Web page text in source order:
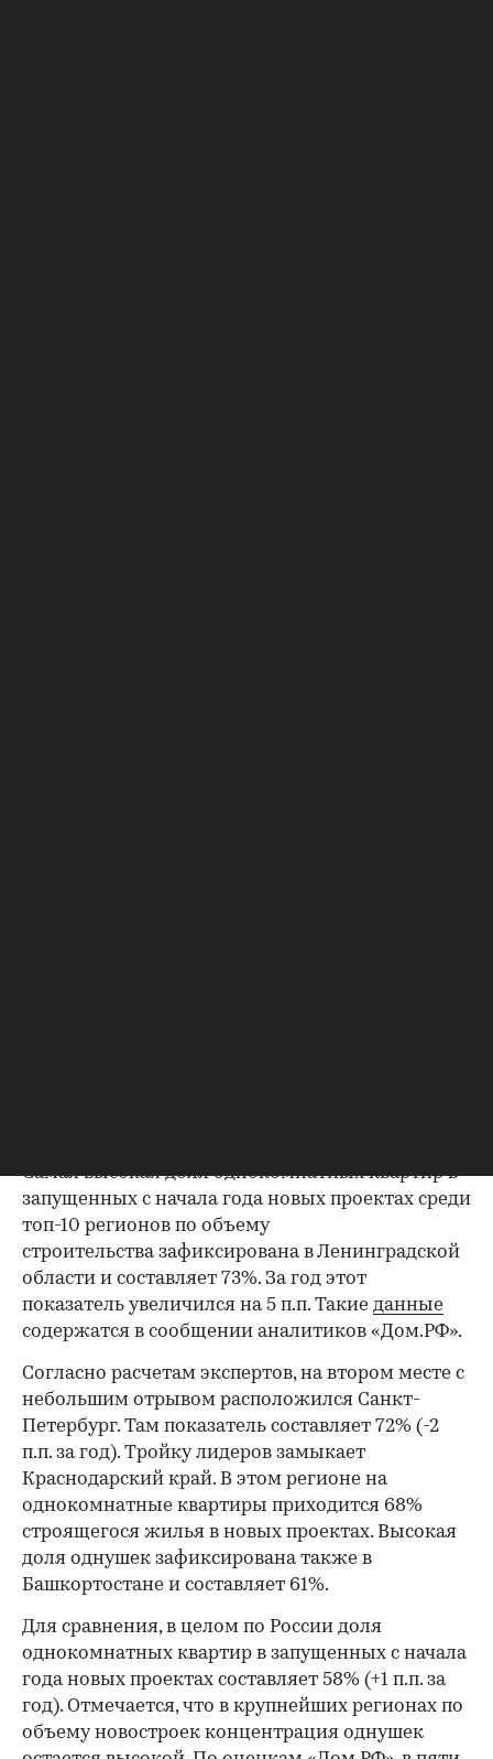
Самая высокая доля однокомнатных квартир в
запущенных с начала года новых проектах среди
топ-10 регионов по объему
строительства зафиксирована в Ленинградской
области и составляет 73%. За год этот
показатель увеличился на 5 п.п. Такие данные
содержатся в сообщении аналитиков «Дом.РФ».
Согласно расчетам экспертов, на втором месте с
небольшим отрывом расположился Санкт-
Петербург. Там показатель составляет 72% (-2
п.п. за год). Тройку лидеров замыкает
Краснодарский край. В этом регионе на
однокомнатные квартиры приходится 68%
строящегося жилья в новых проектах. Высокая
доля однушек зафиксирована также в
Башкортостане и составляет 61%.
Для сравнения, в целом по России доля
однокомнатных квартир в запущенных с начала
года новых проектах составляет 58% (+1 п.п. за
год). Отмечается, что в крупнейших регионах по
объему новостроек концентрация однушек